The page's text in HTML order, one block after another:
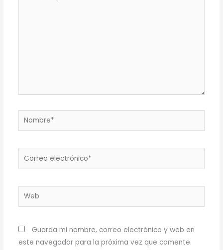
Nombre*
Correo
Web
Guarda mi nombre, correo electrónico y web en
este navegador para la próxima vez que comente.